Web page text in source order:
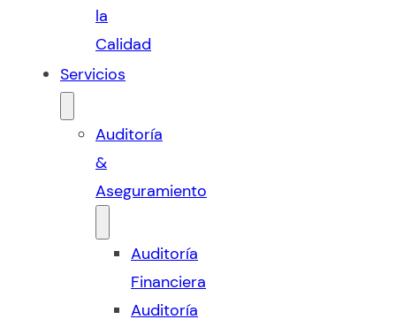
la
Calidad
Servicios
Auditoría
&
Aseguramiento
Auditoría
Financiera
Auditoría